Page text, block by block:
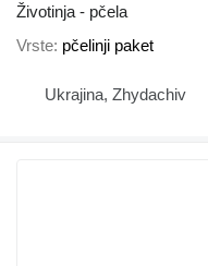
Životinja - pčela
Vrste pčelinji paket
Ukrajina, Zhydachiv